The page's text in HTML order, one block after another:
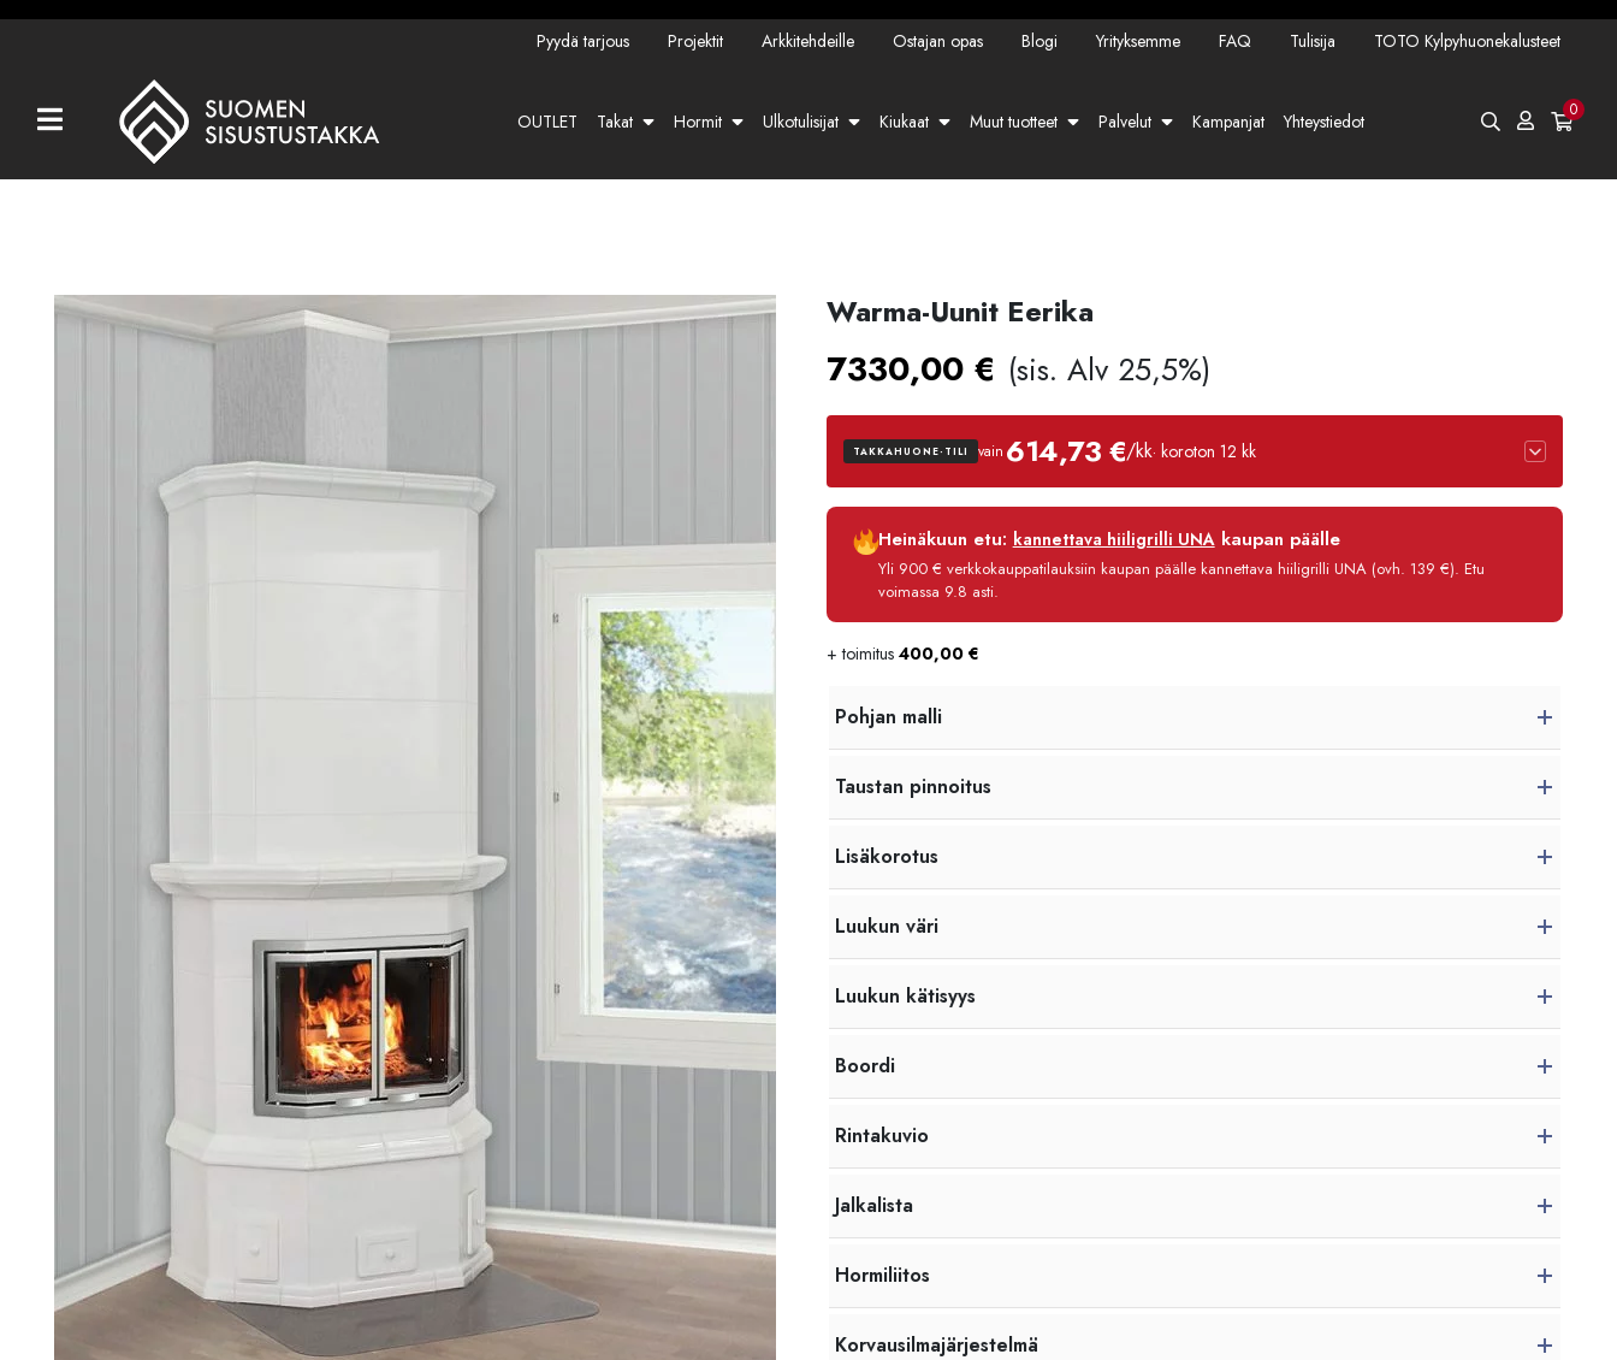
Kaikki tuotteet
Takat
Ostajan opas
Kylpyhuonekalusteet
Pyydä tarjous Projektit Arkkitehdeille Ostajan opas Blogi Yrityksemme FAQ Tulisija TOTO Kylpyhuonekalusteet
OUTLET Takat Hormit Ulkotulisijat Kiukaat Muut tuotteet Palvelut Kampanjat Yhteystiedot 0
Warma-Uunit Eerika
7330,00 € (sis. Alv 25,5%)
TAKKAHUONE-TILI vain 614,73 €/kk· koroton 12 kk
Luottoaika
Korko
Käsittelymaksu
Heinäkuun etu: kannettava hiiligrilli UNAkaupan päälle
Yli 900 € verkkokauppatilauksiin kaupan päälle kannettava hiiligrilli UNA (ovh. 139 €). Etu
voimassa 9.8 asti.
+ toimitus 400,00 €
Pohjan malli
Taustan pinnoitus
Lisäkorotus
Luukun väri
Luukun kätisyys
Boordi
Rintakuvio
Jalkalista
Hormiliitos
Korvausilmajärjestelmä